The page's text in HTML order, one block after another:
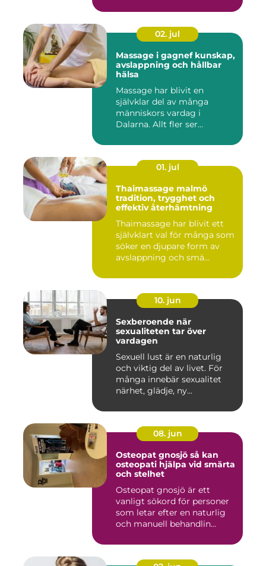
02. jul
Massage i gagnef kunskap,
avslappning och hållbar
hälsa
Massage har blivit en
självklar del av många
människors vardag i
Dalarna. Allt fler ser
01. jul
Thaimassage malmö
tradition, trygghet och
effektiv återhämtning
Thaimassage har blivit ett
självklart val för många som
söker en djupare form av
avslappning och smä...
10. jun
Sexberoende när
sexualiteten tar över
vardagen
Sexuell lust är en naturlig
och viktig del av livet. För
många innebär sexualitet
närhet, glädje, ny...
08. jun
Osteopat gnosjö så kan
osteopati hjälpa vid smärta
och stelhet
Osteopat gnosjö är ett
vanligt sökord för personer
som letar efter en naturlig
och manuell behandlin...